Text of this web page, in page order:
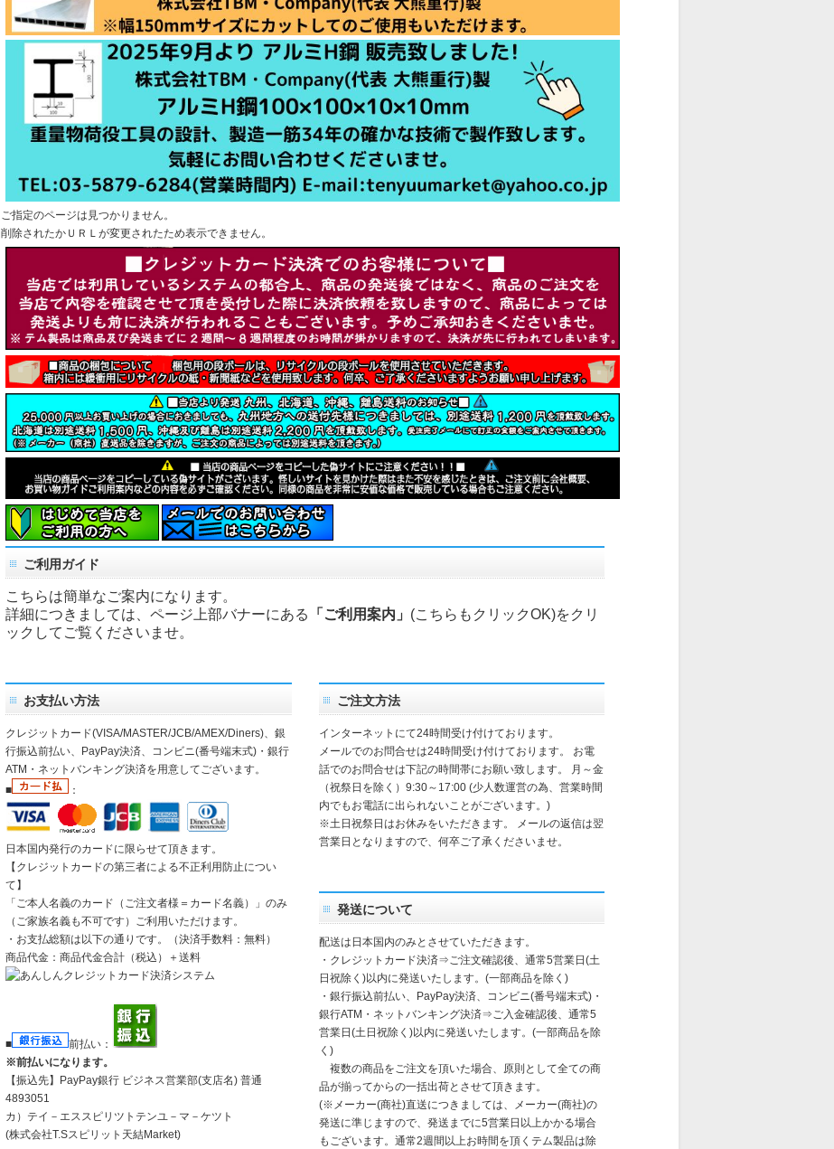
ご指定のページは見つかりません。
削除されたかＵＲＬが変更されたため表示できません。
ご利用ガイド
こちらは簡単なご案内になります。
詳細につきましては、ページ上部バナーにある
「ご利用案内」 (こちらもクリックOK)をクリ
ックしてご覧くださいませ。
お支払い方法
クレジットカード(VISA/MASTER/JCB/AMEX/Diners)、銀
行振込前払い、PayPay決済、コンビニ(番号端末式)・銀行
ATM・ネットバンキング決済を用意してございます。
■
：
日本国内発行のカードに限らせて頂きます。
【クレジットカードの第三者による不正利用防止につい
て】
「ご本人名義のカード（ご注文者様＝カード名義）」のみ
（ご家族名義も不可です）ご利用いただけます。
・お支払総額は以下の通りです。（決済手数料：無料）
商品代金：商品代金合計（税込）＋送料
■
前払い：
※前払いになります。
【振込先】
PayPay銀行 ビジネス営業部(支店名) 普通
4893051
カ）テイ－エススピリツトテンユ－マ－ケツト
(株式会社T.Sスピリット天結Market)
ご注文方法
インターネットにて24時間受け付けております。
メールでのお問合せは24時間受け付けております。 お電
話でのお問合せは下記の時間帯にお願い致します。 月～金
（祝祭日を除く）9:30～17:00 (少人数運営の為、営業時間
内でもお電話に出られないことがございます。)
※土日祝祭日はお休みをいただきます。 メールの返信は翌
営業日となりますので、何卒ご了承くださいませ。
発送について
配送は日本国内のみとさせていただきます。
・クレジットカード決済⇒ご注文確認後、通常5営業日(土
日祝除く)以内に発送いたします。(一部商品を除く)
・銀行振込前払い、PayPay決済、コンビニ(番号端末式)・
銀行ATM・ネットバンキング決済⇒ご入金確認後、通常5
営業日(土日祝除く)以内に発送いたします。(一部商品を除
く)
複数の商品をご注文を頂いた場合、原則として全ての商
品が揃ってからの一括出荷とさせて頂きます。
(※メーカー(商社)直送につきましては、メーカー(商社)の
発送に準じますので、発送までに5営業日以上かかる場合
もございます。通常2週間以上お時間を頂くテム製品は除